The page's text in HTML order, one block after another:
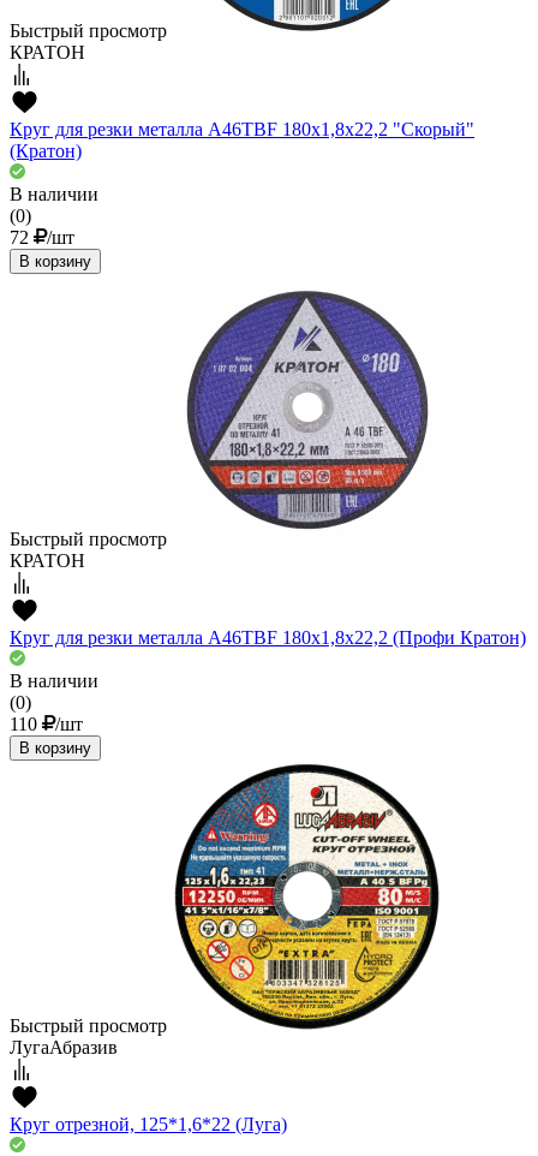
Быстрый просмотр
КРАТОН
Круг для резки металла A46TBF 180х1,8х22,2 "Скорый"
(Кратон)
В наличии
(0)
72
/шт
В корзину
Быстрый просмотр
КРАТОН
Круг для резки металла A46TBF 180х1,8х22,2 (Профи Кратон)
В наличии
(0)
110
/шт
В корзину
Быстрый просмотр
ЛугаАбразив
Круг отрезной, 125*1,6*22 (Луга)